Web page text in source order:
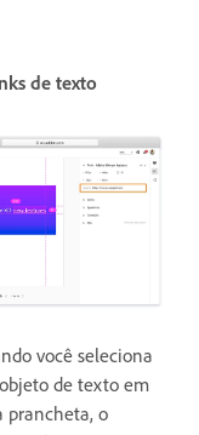
de texto
você seleciona
de texto em
prancheta, o